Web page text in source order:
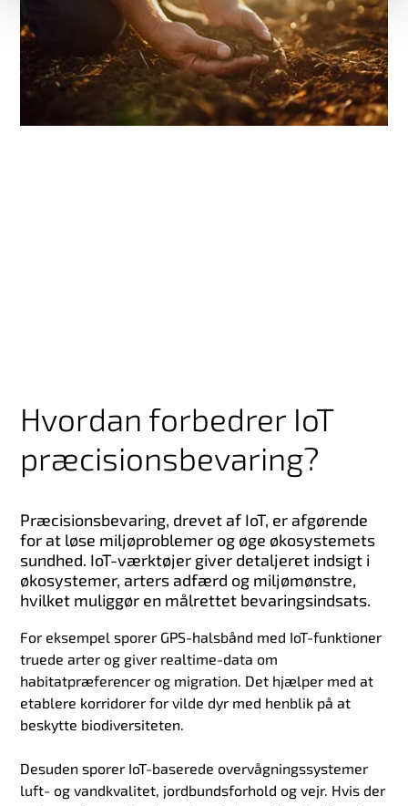
Hvordan forbedrer IoT
præcisionsbevaring?
Præcisionsbevaring, drevet af IoT, er afgørende
for at løse miljøproblemer og øge økosystemets
sundhed. IoT-værktøjer giver detaljeret indsigt i
økosystemer, arters adfærd og miljømønstre,
hvilket muliggør en målrettet bevaringsindsats.
For eksempel sporer GPS-halsbånd med IoT-funktioner
truede arter og giver realtime-data om
habitatpræferencer og migration. Det hjælper med at
etablere korridorer for vilde dyr med henblik på at
beskytte biodiversiteten.
Desuden sporer IoT-baserede overvågningssystemer
luft- og vandkvalitet, jordbundsforhold og vejr. Hvis der